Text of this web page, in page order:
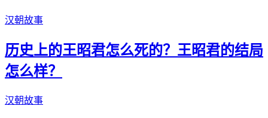
汉朝故事
历史上的王昭君怎么死的？王昭君的结局
怎么样？
汉朝故事